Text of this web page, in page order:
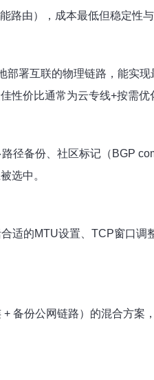
路由），成本最低但稳定性
部署互联的物理链路，能实
性价比通常为云专线+按需优
径备份、社区标记（BGP
选中。
适的MTU设置、TCP窗口
备份公网链路）的混合方